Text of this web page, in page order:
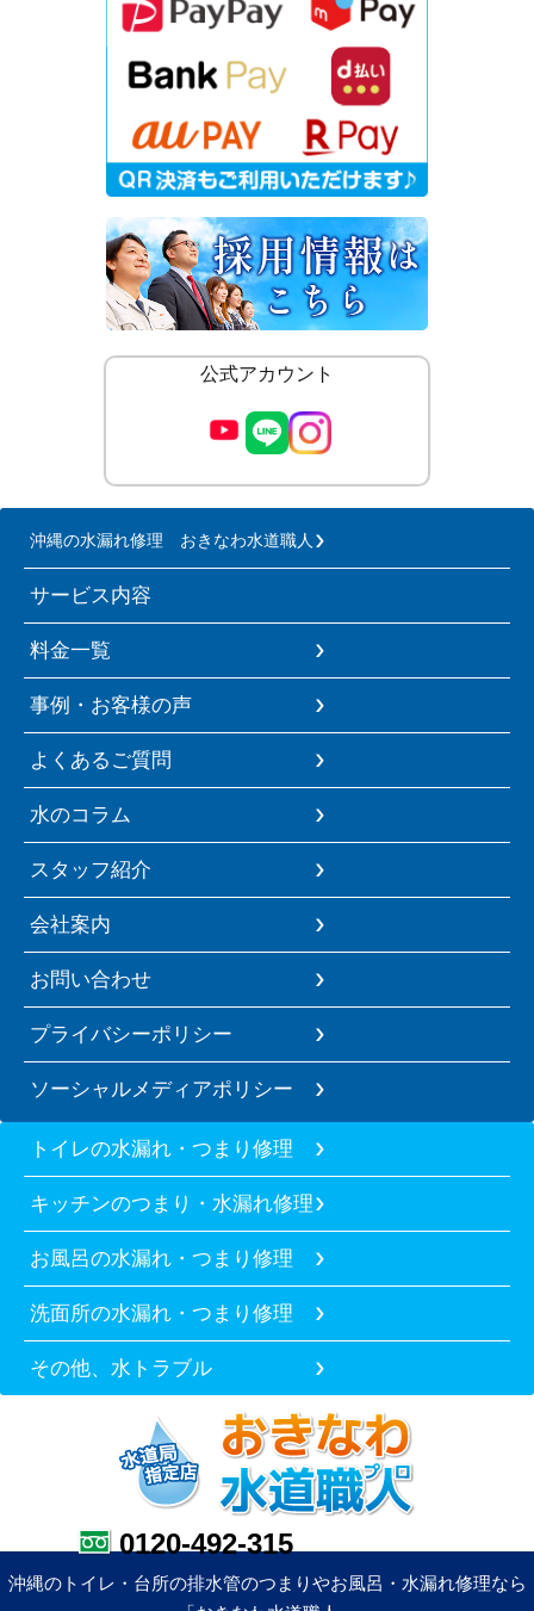
公式アカウント
沖縄の水漏れ修理 おきなわ水道職人
サービス内容
料金一覧
事例・お客様の声
よくあるご質問
水のコラム
スタッフ紹介
会社案内
お問い合わせ
プライバシーポリシー
ソーシャルメディアポリシー
トイレの水漏れ・つまり修理
キッチンのつまり・水漏れ修理
お風呂の水漏れ・つまり修理
洗面所の水漏れ・つまり修理
その他、水トラブル
0120-492-315
沖縄のトイレ・台所の排水管のつまりやお風呂・水漏れ修理なら